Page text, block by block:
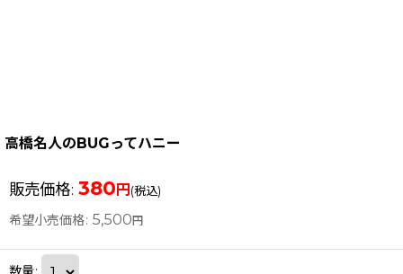
高橋名人のBUGってハニー
販売価格: 380 円 (税込)
希望小売価格: 5,500 円